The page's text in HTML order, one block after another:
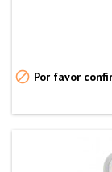
 Por favor